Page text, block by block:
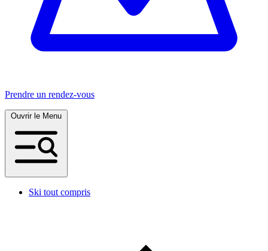
Prendre un rendez-vous
Ski tout compris